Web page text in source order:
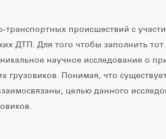
происшествий с
ДТП. Для того чтобы заполнить тот
научное исследование о
грузовиков. Понимая, что
целью данного